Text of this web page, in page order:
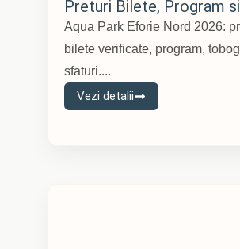
Preturi Bilete, Program
Aqua Park Eforie Nord 2026:
bilete verificate, program,
sfaturi....
Vezi detalii